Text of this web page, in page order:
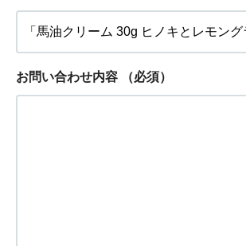
お問い合わせ内容 （必須）